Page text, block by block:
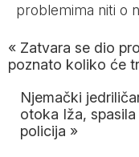
problemima niti o
« Zatvara se dio
poznato koliko će
Njemački
otoka Iža,
policija »